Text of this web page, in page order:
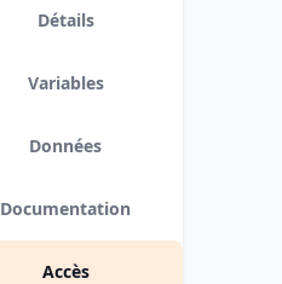
Détails
Variables
Données
Documentation
Accès